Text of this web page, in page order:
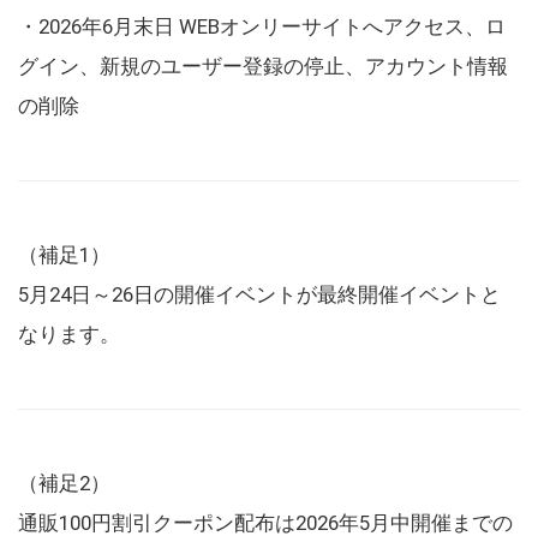
・2026年6月末日 WEBオンリーサイトへアクセス、ロ
グイン、新規のユーザー登録の停止、アカウント情報
の削除
（補足1）
5月24日～26日の開催イベントが最終開催イベントと
なります。
（補足2）
通販100円割引クーポン配布は2026年5月中開催までの